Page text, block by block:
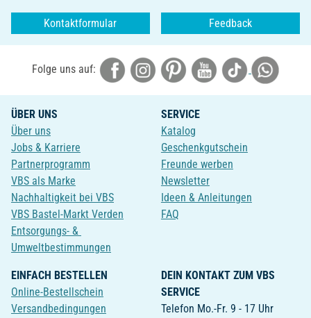
Kontaktformular Feedback
Folge uns auf:
ÜBER UNS
Über uns
Jobs & Karriere
Partnerprogramm
VBS als Marke
Nachhaltigkeit bei VBS
VBS Bastel-Markt Verden
Entsorgungs- &
Umweltbestimmungen
SERVICE
Katalog
Geschenkgutschein
Freunde werben
Newsletter
Ideen & Anleitungen
FAQ
EINFACH BESTELLEN
Online-Bestellschein
Versandbedingungen
DEIN KONTAKT ZUM VBS
SERVICE
Telefon Mo.-Fr. 9 - 17 Uhr